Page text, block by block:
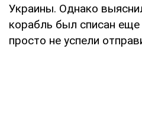
Украины. Однако
корабль был списан
просто не успели